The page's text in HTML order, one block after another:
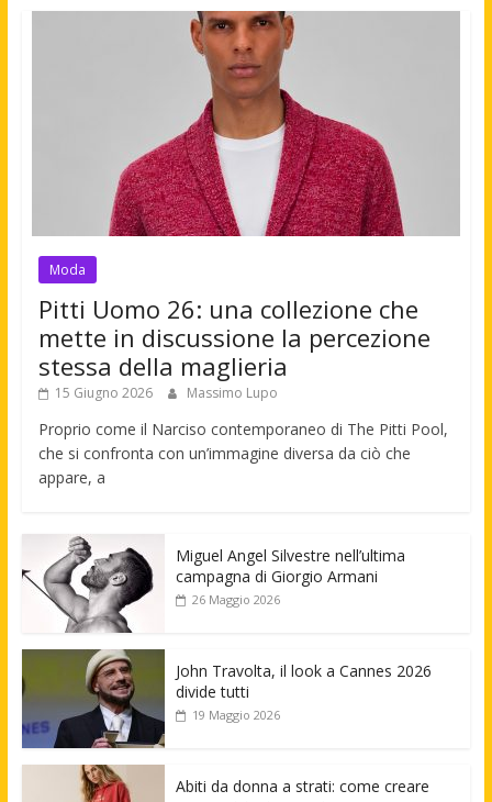
Moda
Pitti Uomo 26: una collezione che
mette in discussione la percezione
stessa della maglieria
15 Giugno 2026 Massimo Lupo
Proprio come il Narciso contemporaneo di The Pitti Pool,
che si confronta con un’immagine diversa da ciò che
appare, a
Miguel Angel Silvestre nell’ultima
campagna di Giorgio Armani
26 Maggio 2026
John Travolta, il look a Cannes 2026
divide tutti
19 Maggio 2026
Abiti da donna a strati: come creare